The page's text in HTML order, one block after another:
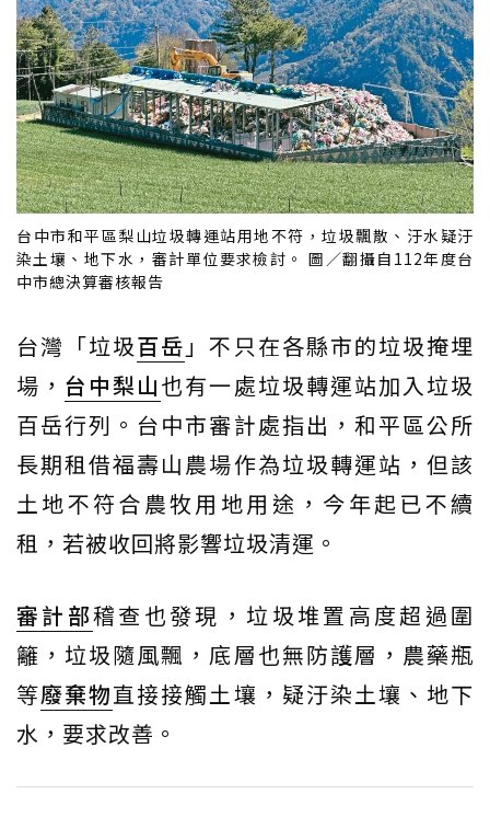
台中市和平區梨山垃圾轉運站用地不符，垃圾飄散、汙水疑汙
染土壤、地下水，審計單位要求檢討。 圖／翻攝自112年度台
中市總決算審核報告
台灣「垃圾百岳 」不只在各縣市的垃圾掩埋
場， 台中梨山也有一處垃圾轉運站加入垃圾
百岳行列。台中市審計處指出，和平區公所
長期租借福壽山農場作為垃圾轉運站，但該
土地不符合農牧用地用途，今年起已不續
租，若被收回將影響垃圾清運。
審計部稽查也發現，垃圾堆置高度超過圍
籬，垃圾隨風飄，底層也無防護層，農藥瓶
等廢棄物直接接觸土壤，疑汙染土壤、地下
水，要求改善。